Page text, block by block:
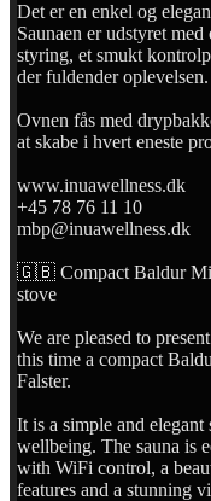
Det er en enkel og
Saunaen er udstyret
styring, et smukt
der fuldender oplevelsen.
Ovnen fås med
at skabe i hvert eneste
www.inuawellness.dk
+45 78 76 11 10
mbp@inuawellness.dk
🇬🇧 Compact Baldur
stove
We are pleased to
this time a compact
Falster.
It is a simple and elegant
wellbeing. The sauna is
with WiFi control, a
features and a stunning